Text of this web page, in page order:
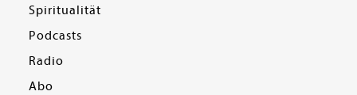
Spiritualität
Podcasts
Radio
Abo